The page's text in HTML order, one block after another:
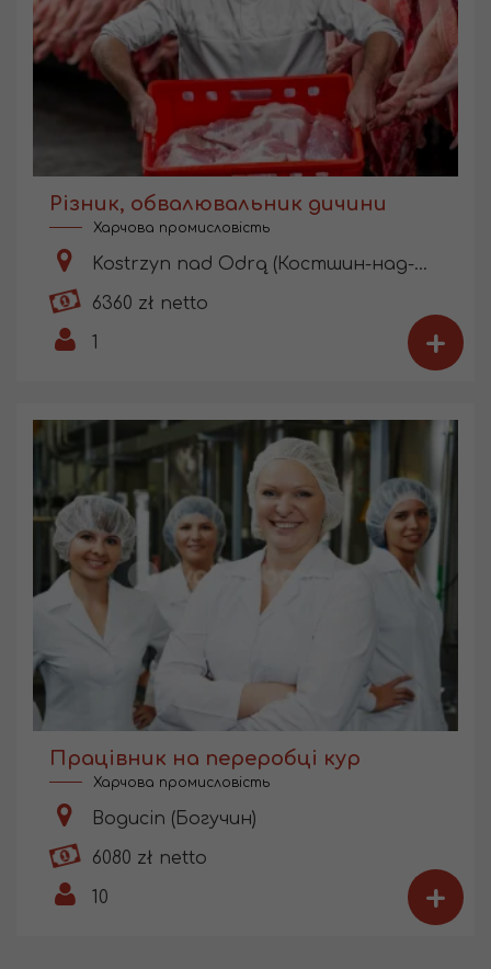
Різник, обвалювальник дичини
Харчова промисловість
Kostrzyn nad Odrą (Костшин-над-Одрою)
6360 zł netto
1
+
Працівник на переробці кур
Харчова промисловість
Bogucin (Богучин)
6080 zł netto
10
+